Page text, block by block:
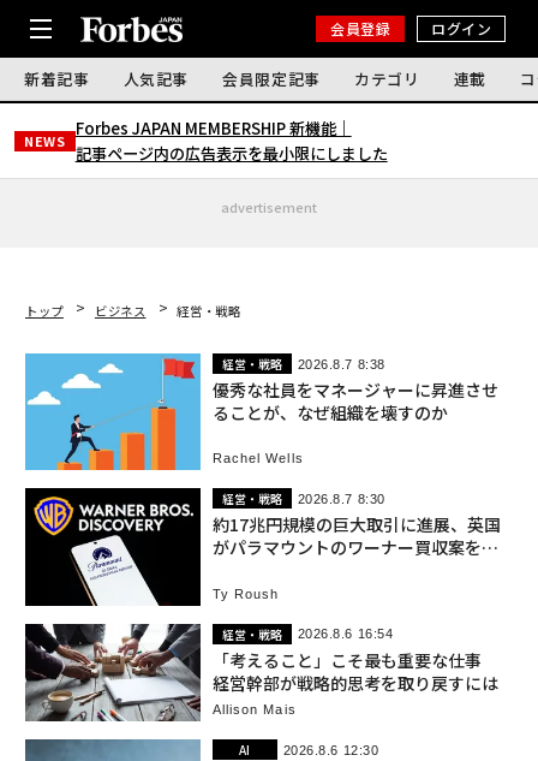
会員登録 ログイン
新着記事 人気記事 会員限定記事 カテゴリ 連載
NEWS
Forbes JAPAN MEMBERSHIP 新機能｜
記事ページ内の広告表示を最小限にしました
advertisement
トップ ビジネス 経営・戦略
経営・戦略 2026.8.7 8:38
優秀な社員をマネージャーに昇進させ
ることが、なぜ組織を壊すのか
Rachel Wells
経営・戦略 2026.8.7 8:30
約17兆円規模の巨大取引に進展、英国
がパラマウントのワーナー買収案を承
Ty Roush
経営・戦略 2026.8.6 16:54
「考えること」こそ最も重要な仕事
経営幹部が戦略的思考を取り戻すには
Allison Mais
AI 2026.8.6 12:30